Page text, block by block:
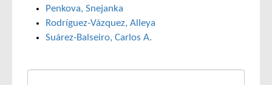
Penkova, Snejanka
Rodríguez-Vázquez, Alleya
Suárez-Balseiro, Carlos A.